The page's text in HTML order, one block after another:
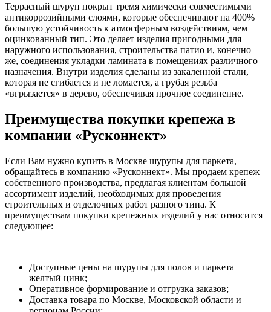
Террасный шуруп покрыт тремя химически совместимыми
антикоррозийными слоями, которые обеспечивают на 400%
большую устойчивость к атмосферным воздействиям, чем
оцинкованный тип. Это делает изделия пригодными для
наружного использования, строительства патио и, конечно
же, соединения укладки ламината в помещениях различного
назначения. Внутри изделия сделаны из закаленной стали,
которая не сгибается и не ломается, а грубая резьба
«вгрызается» в дерево, обеспечивая прочное соединение.
Преимущества покупки крепежа в
компании «Русконнект»
Если Вам нужно купить в Москве шурупы для паркета,
обращайтесь в компанию «Русконнект». Мы продаем крепеж
собственного производства, предлагая клиентам большой
ассортимент изделий, необходимых для проведения
строительных и отделочных работ разного типа. К
преимуществам покупки крепежных изделий у нас относится
следующее:
Доступные цены на шурупы для полов и паркета
желтый цинк;
Оперативное формирование и отгрузка заказов;
Доставка товара по Москве, Московской области и